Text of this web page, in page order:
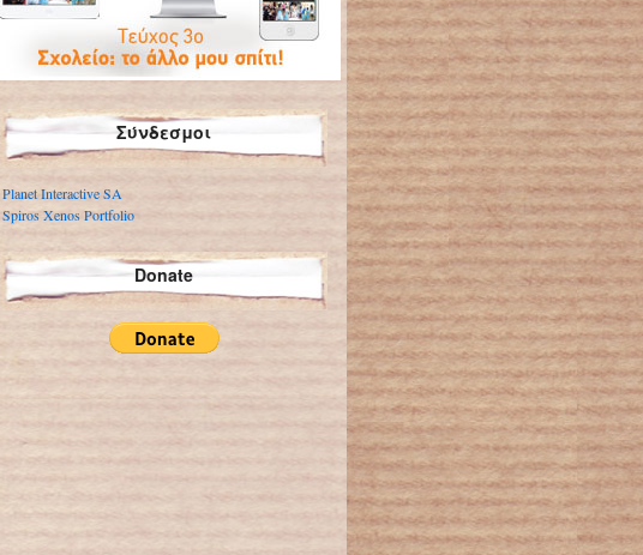
Σύνδεσμοι
Planet Interactive SA
Spiros Xenos Portfolio
Donate